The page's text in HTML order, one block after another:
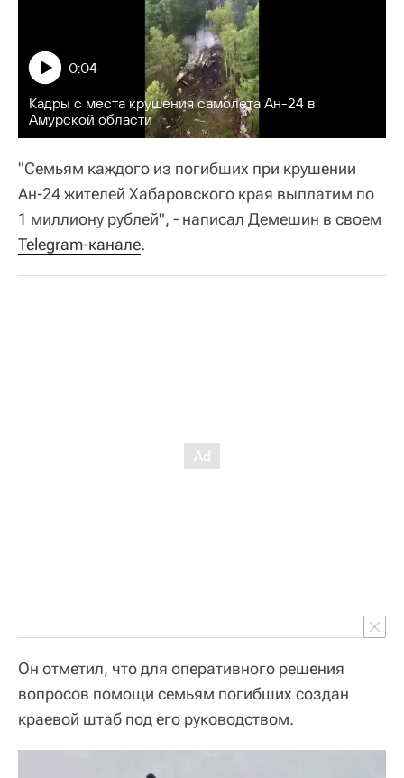
Кадры с места крушения самолета Ан-24 в
Амурской области
0:04
"Семьям каждого из погибших при крушении
Ан-24 жителей Хабаровского края выплатим по
1 миллиону рублей", - написал Демешин в своем
Telegram-канале.
Он отметил, что для оперативного решения
вопросов помощи семьям погибших создан
краевой штаб под его руководством.